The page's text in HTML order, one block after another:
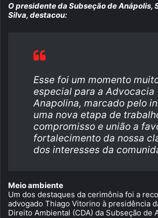
O presidente da Subseção de Anápolis,
Silva, destacou:
Esse foi um momento
especial para a Advocacia
Anapolina, marcado pelo
uma nova etapa de
compromisso e união a
fortalecimento da nossa
dos interesses da
Meio ambiente
Um dos destaques da cerimônia foi a
advogado Thiago Vitorino à presidência
Direito Ambiental (CDA) da Subseção de